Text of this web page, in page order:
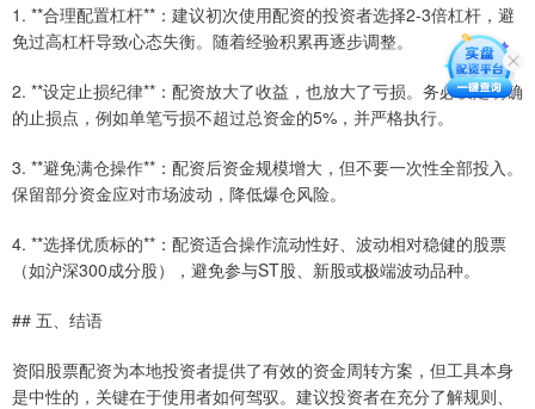
1. **合理配置杠杆**：建议初次使用配资的投资者选择2-3倍杠杆，避
免过高杠杆导致心态失衡。随着经验积累再逐步调整。
2. **设定止损纪律**：配资放大了收益，也放大了亏损。务必设定明确
的止损点，例如单笔亏损不超过总资金的5%，并严格执行。
3. **避免满仓操作**：配资后资金规模增大，但不要一次性全部投入。
保留部分资金应对市场波动，降低爆仓风险。
4. **选择优质标的**：配资适合操作流动性好、波动相对稳健的股票
（如沪深300成分股），避免参与ST股、新股或极端波动品种。
## 五、结语
资阳股票配资为本地投资者提供了有效的资金周转方案，但工具本身
是中性的，关键在于使用者如何驾驭。建议投资者在充分了解规则、